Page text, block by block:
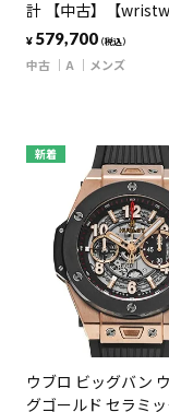
計 【中古】【
¥ 579,700（税込）
中古 A メンズ
新着
ウブロ ビッグバン
グゴールド セラミッ